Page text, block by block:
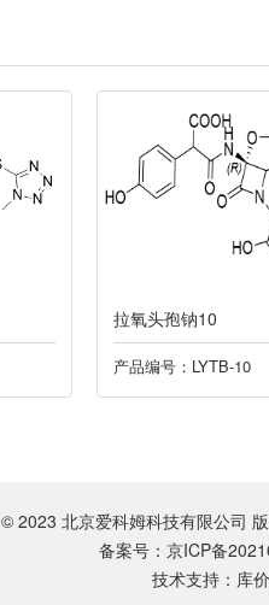
拉氧头孢钠10
产品编号：LYTB-10
© 2023 北京爱科姆科技有限公司
备案号：京ICP备
技术支持：库